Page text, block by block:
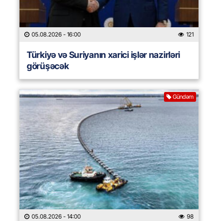
05.08.2026 - 16:00 121
Türkiyə və Suriyanın xarici işlər nazirləri
görüşəcək
Gündəm
05.08.2026 - 14:00 98